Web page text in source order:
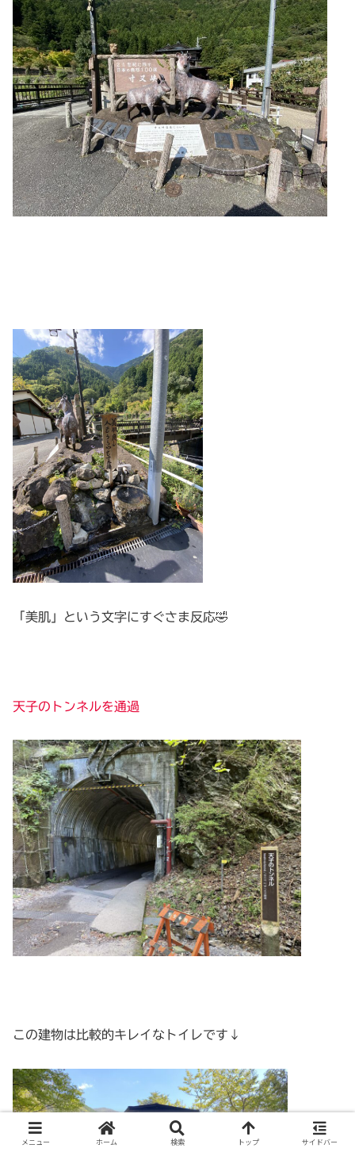
「美肌」という文字にすぐさま反応🤣
天子のトンネルを通過
この建物は比較的キレイなトイレです↓
メニュー ホーム 検索 トップ サイドバー